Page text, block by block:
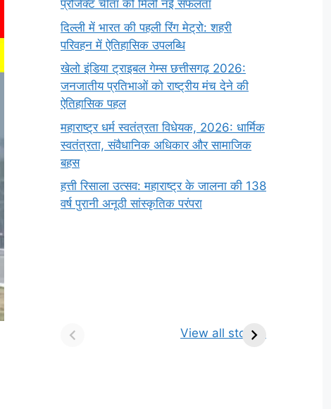
प्रोजेक्ट चीता को मिली नई सफलता
दिल्ली में भारत की पहली रिंग मेट्रो: शहरी
परिवहन में ऐतिहासिक उपलब्धि
खेलो इंडिया ट्राइबल गेम्स छत्तीसगढ़ 2026:
जनजातीय प्रतिभाओं को राष्ट्रीय मंच देने की
ऐतिहासिक पहल
महाराष्ट्र धर्म स्वतंत्रता विधेयक, 2026: धार्मिक
स्वतंत्रता, संवैधानिक अधिकार और सामाजिक
बहस
हत्ती रिसाला उत्सव: महाराष्ट्र के जालना की 138
वर्ष पुरानी अनूठी सांस्कृतिक परंपरा
View all stories
किसे कहते है? परिभाषा,
ज्योतिर्लिंग | नाम, स्थान एवं